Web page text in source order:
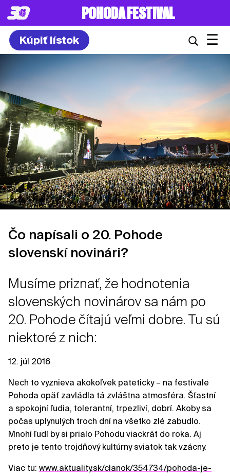
POHODA FESTIVAL
Kúpiť lístok ☰
Čo napísali o 20. Pohode
slovenskí novinári?
Musíme priznať, že hodnotenia
slovenských novinárov sa nám po
20. Pohode čítajú veľmi dobre. Tu sú
niektoré z nich:
12. júl 2016
Nech to vyznieva akokoľvek pateticky – na festivale
Pohoda opäť zavládla tá zvláštna atmosféra. Šťastní
a spokojní ľudia, tolerantní, trpezliví, dobrí. Akoby sa
počas uplynulých troch dní na všetko zlé zabudlo.
Mnohí ľudí by si prialo Pohodu viackrát do roka. Aj
preto je tento trojdňový kultúrny sviatok tak vzácny.
Viac tu: www.aktuality.sk/clanok/354734/pohoda-je-